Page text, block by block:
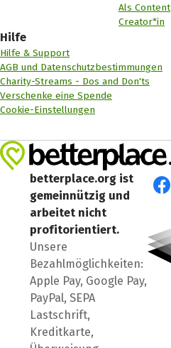
Als Content
Creator*in
Hilfe
Hilfe & Support
AGB und Datenschutzbestimmungen
Charity-Streams - Dos and Don'ts
Verschenke eine Spende
Cookie-Einstellungen
betterplace.org ist
gemeinnützig und
arbeitet nicht
profitorientiert.
Unsere
Bezahlmöglichkeiten:
Apple Pay, Google Pay,
PayPal, SEPA
Lastschrift,
Kreditkarte,